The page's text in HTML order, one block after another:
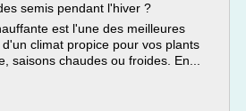
semis pendant l'hiver ?
est l'une des meilleures
climat propice pour vos plants
saisons chaudes ou froides. En...